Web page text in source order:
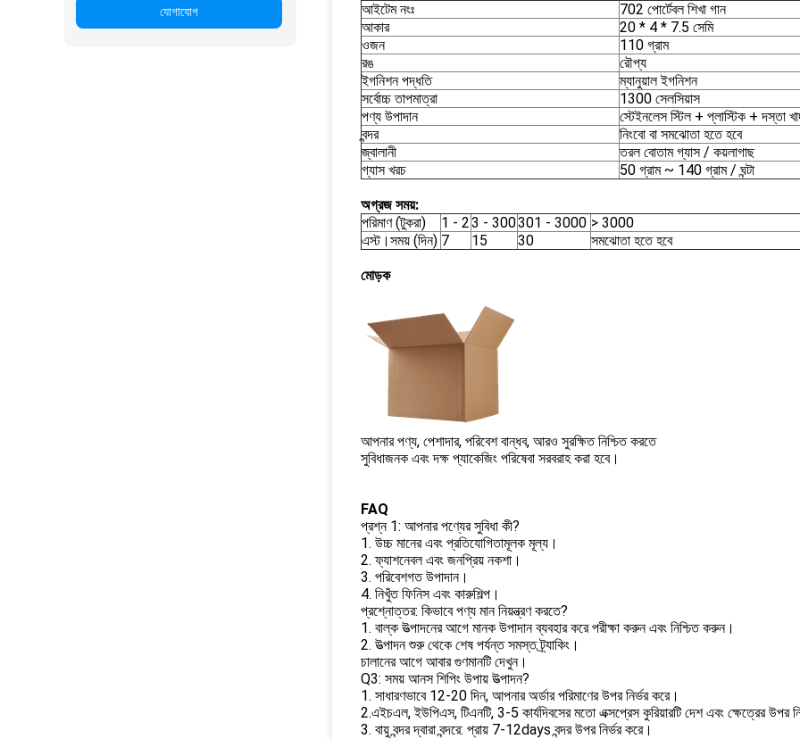
যোগাযোগ আইটেম নংঃ
702 পোর্টেবল শিখা গান
আকার
20 * 4 * 7.5 সেমি
ওজন
110 গ্রাম
রঙ
রৌপ্য
ইগনিশন পদ্ধতি
ম্যানুয়াল ইগনিশন
সর্বোচ্চ তাপমাত্রা
1300 সেলসিয়াস
পণ্য উপাদান
স্টেইনলেস স্টিল + প্লাস্টিক + দস্তা
বন্দর
নিংবো বা সমঝোতা হতে হবে
জ্বালানী
তরল বোতাম গ্যাস / কয়লাগাছ
গ্যাস খরচ
50 গ্রাম ~ 140 গ্রাম / ঘন্টা
অগ্রজ সময়:
পরিমাণ (টুকরা)
1 - 23 - 300301 - 3000 > 3000
এস্ট।সময় (দিন) 7 15 30 সমঝোতা হতে হবে
মোড়ক
আপনার পণ্য, পেশাদার, পরিবেশ বান্ধব, আরও সুরক্ষিত নিশ্চিত করতে
সুবিধাজনক এবং দক্ষ প্যাকেজিং পরিষেবা সরবরাহ করা হবে।
FAQ
প্রশ্ন 1: আপনার পণ্যের সুবিধা কী?
1. উচ্চ মানের এবং প্রতিযোগিতামূলক মূল্য।
2. ফ্যাশনেবল এবং জনপ্রিয় নকশা।
3. পরিবেশগত উপাদান।
4. নিখুঁত ফিনিস এবং কারুশিল্প।
প্রশ্নোত্তর: কিভাবে পণ্য মান নিয়ন্ত্রণ করতে?
1. বাল্ক উত্পাদনের আগে মানক উপাদান ব্যবহার করে পরীক্ষা করুন এবং নিশ্চিত করুন।
2. উত্পাদন শুরু থেকে শেষ পর্যন্ত সমস্ত ট্র্যাকিং।
চালানের আগে আবার গুণমানটি দেখুন।
Q3: সময় আনস শিপিং উপায় উত্পাদন?
1. সাধারণভাবে 12-20 দিন, আপনার অর্ডার পরিমাণের উপর নির্ভর করে।
2.এইচএল, ইউপিএস, টিএনটি, 3-5 কার্যদিবসের মতো এক্সপ্রেস কুরিয়ারটি দেশ এবং ক্ষেত্রের উপর
3. বায়ু বন্দর দ্বারা বন্দরে: প্রায় 7-12days বন্দর উপর নির্ভর করে।